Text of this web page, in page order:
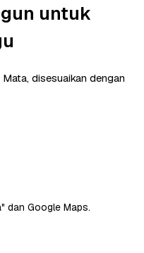
untuk
disesuaikan dengan
dan Google Maps.